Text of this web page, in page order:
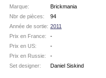
Marque:
Brickmania
Nbr de pièces:
94
Année de sortie: 2011
Prix en France:
-
Prix en US:
-
Prix en Russie:
-
Set designer:
Daniel Siskind